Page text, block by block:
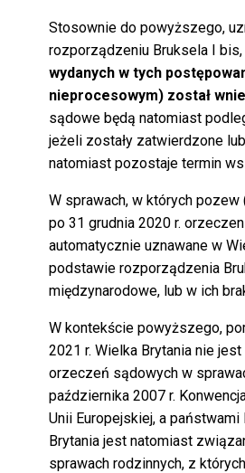
Stosownie do powyższego,
rozporządzeniu Bruksela I
wydanych w tych
nieprocesowym) został
sądowe będą natomiast
jeżeli zostały zatwierdzone
natomiast pozostaje termin
W sprawach, w których
po 31 grudnia 2020 r.
automatycznie uznawane w
podstawie rozporządzenia
międzynarodowe, lub w ich
W kontekście powyższego,
2021 r. Wielka Brytania nie
orzeczeń sądowych w
października 2007 r.
Unii Europejskiej, a
Brytania jest natomiast
sprawach rodzinnych, z